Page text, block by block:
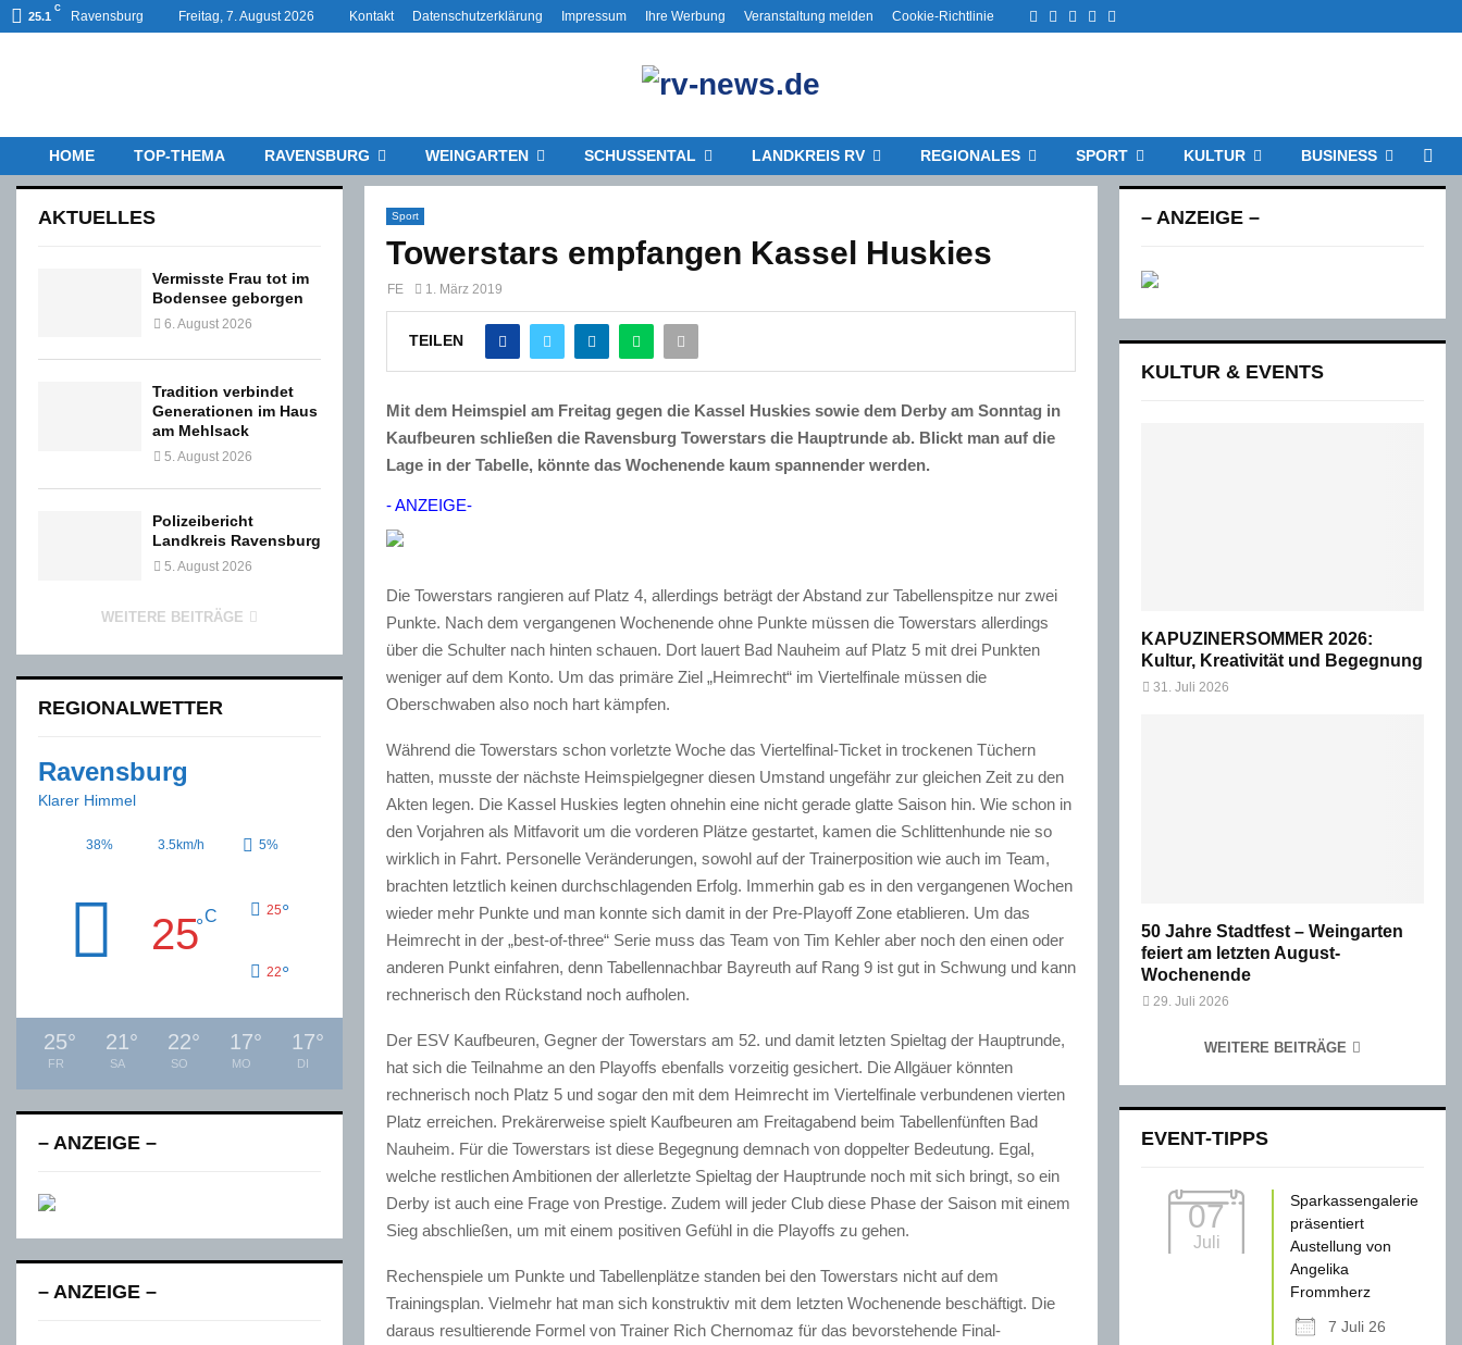
25.1
C
Ravensburg Freitag, 7. August 2026 Kontakt Datenschutzerklärung Impressum Ihre Werbung Veranstaltung melden Cookie-Richtlinie Facebook
TwitterInstagram
Email
HOME TOP-THEMA RAVENSBURG WEINGARTEN SCHUSSENTAL LANDKREIS RV REGIONALES SPORT KULTUR BUSINESS
Sport
Towerstars empfangen Kassel Huskies
FE 1. März 2019
TEILEN
Mit dem Heimspiel am Freitag gegen die Kassel Huskies sowie dem Derby am Sonntag in
Kaufbeuren schließen die Ravensburg Towerstars die Hauptrunde ab. Blickt man auf die
Lage in der Tabelle, könnte das Wochenende kaum spannender werden.
- ANZEIGE-
Die Towerstars rangieren auf Platz 4, allerdings beträgt der Abstand zur Tabellenspitze nur zwei
Punkte. Nach dem vergangenen Wochenende ohne Punkte müssen die Towerstars allerdings
über die Schulter nach hinten schauen. Dort lauert Bad Nauheim auf Platz 5 mit drei Punkten
weniger auf dem Konto. Um das primäre Ziel „Heimrecht“ im Viertelfinale müssen die
Oberschwaben also noch hart kämpfen.
Während die Towerstars schon vorletzte Woche das Viertelfinal-Ticket in trockenen Tüchern
hatten, musste der nächste Heimspielgegner diesen Umstand ungefähr zur gleichen Zeit zu den
Akten legen. Die Kassel Huskies legten ohnehin eine nicht gerade glatte Saison hin. Wie schon in
den Vorjahren als Mitfavorit um die vorderen Plätze gestartet, kamen die Schlittenhunde nie so
wirklich in Fahrt. Personelle Veränderungen, sowohl auf der Trainerposition wie auch im Team,
brachten letztlich keinen durchschlagenden Erfolg. Immerhin gab es in den vergangenen Wochen
wieder mehr Punkte und man konnte sich damit in der Pre-Playoff Zone etablieren. Um das
Heimrecht in der „best-of-three“ Serie muss das Team von Tim Kehler aber noch den einen oder
anderen Punkt einfahren, denn Tabellennachbar Bayreuth auf Rang 9 ist gut in Schwung und kann
rechnerisch den Rückstand noch aufholen.
Der ESV Kaufbeuren, Gegner der Towerstars am 52. und damit letzten Spieltag der Hauptrunde,
hat sich die Teilnahme an den Playoffs ebenfalls vorzeitig gesichert. Die Allgäuer könnten
rechnerisch noch Platz 5 und sogar den mit dem Heimrecht im Viertelfinale verbundenen vierten
Platz erreichen. Prekärerweise spielt Kaufbeuren am Freitagabend beim Tabellenfünften Bad
Nauheim. Für die Towerstars ist diese Begegnung demnach von doppelter Bedeutung. Egal,
welche restlichen Ambitionen der allerletzte Spieltag der Hauptrunde noch mit sich bringt, so ein
Derby ist auch eine Frage von Prestige. Zudem will jeder Club diese Phase der Saison mit einem
Sieg abschließen, um mit einem positiven Gefühl in die Playoffs zu gehen.
Rechenspiele um Punkte und Tabellenplätze standen bei den Towerstars nicht auf dem
Trainingsplan. Vielmehr hat man sich konstruktiv mit dem letzten Wochenende beschäftigt. Die
daraus resultierende Formel von Trainer Rich Chernomaz für das bevorstehende Final-
AKTUELLES
Vermisste Frau tot im
Bodensee geborgen
6. August 2026
Tradition verbindet
Generationen im Haus
am Mehlsack
5. August 2026
Polizeibericht
Landkreis Ravensburg
5. August 2026
WEITERE BEITRÄGE
REGIONALWETTER
Ravensburg
Klarer Himmel
38% 3.5km/h 5%
25°C 25°
22°
25°
FR
21°
SA
22°
SO
17°
MO
17°
DI
– ANZEIGE –
– ANZEIGE –
– ANZEIGE –
KULTUR & EVENTS
KAPUZINERSOMMER 2026:
Kultur, Kreativität und Begegnung
31. Juli 2026
50 Jahre Stadtfest – Weingarten
feiert am letzten August-
Wochenende
29. Juli 2026
WEITERE BEITRÄGE
EVENT-TIPPS
07
Juli
Sparkassengalerie
präsentiert
Austellung von
Angelika
Frommherz
7 Juli 26